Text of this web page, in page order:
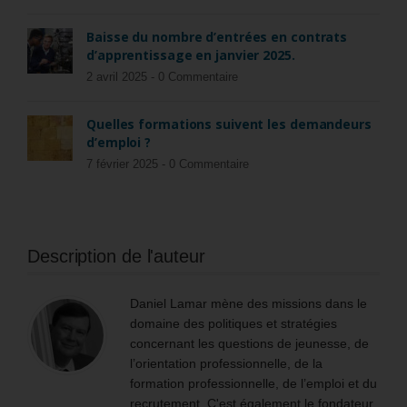
Baisse du nombre d’entrées en contrats
d’apprentissage en janvier 2025.
2 avril 2025 - 0 Commentaire
Quelles formations suivent les demandeurs
d’emploi ?
7 février 2025 - 0 Commentaire
Description de l'auteur
Daniel Lamar mène des missions dans le
domaine des politiques et stratégies
concernant les questions de jeunesse, de
l’orientation professionnelle, de la
formation professionnelle, de l’emploi et du
recrutement. C'est également le fondateur